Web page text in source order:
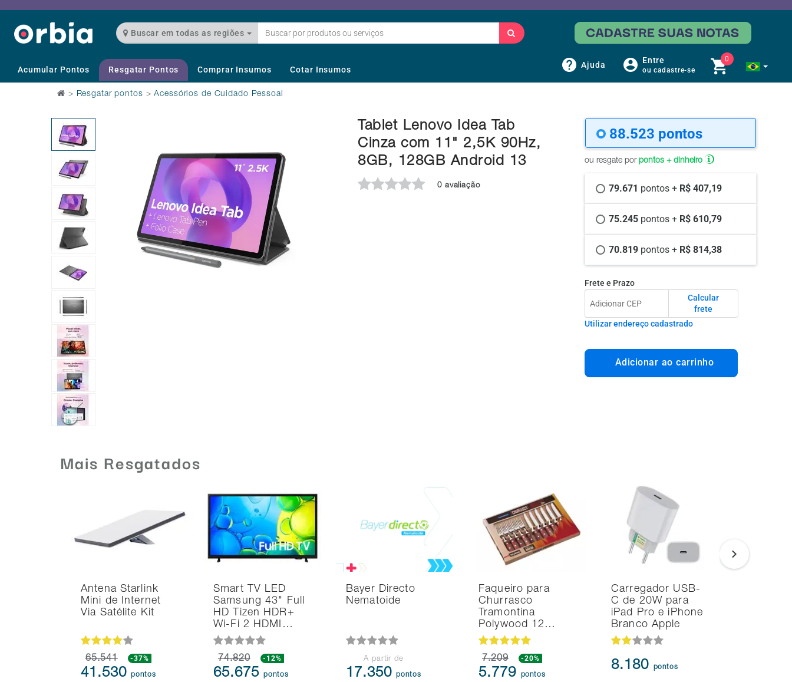
Buscar em todas as regiões
Acumular Pontos Resgatar Pontos Comprar Insumos Cotar Insumos Ajuda Entre
ou cadastre-se
0
> Resgatar pontos >Acessórios de Cuidado Pessoal
Tablet Lenovo Idea Tab
Cinza com 11" 2,5K 90Hz,
8GB, 128GB Android 13
0 avaliação
88.523 pontos
ou resgate por pontos + dinheiro
79.671 pontos + R$ 407,19
75.245 pontos + R$ 610,79
70.819 pontos + R$ 814,38
Frete e Prazo
Calcular
frete
Utilizar endereço cadastrado
Adicionar ao carrinho
Mais Resgatados
Antena Starlink
Mini de Internet
Via Satélite Kit
65.541 -37%
41.530pontos
Smart TV LED
Samsung 43" Full
HD Tizen HDR+
Wi-Fi 2 HDMI…
74.820 -12%
65.675pontos
Bayer Directo
Nematoide
A partir de
17.350pontos
Faqueiro para
Churrasco
Tramontina
Polywood 12…
7.209 -20%
5.779 pontos
Carregador USB-
C de 20W para
iPad Pro e iPhone
Branco Apple
8.180 pontos